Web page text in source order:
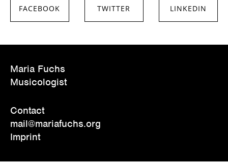
FACEBOOK TWITTER LINKEDIN
Maria Fuchs
Musicologist
Contact
mail@mariafuchs.org
Imprint